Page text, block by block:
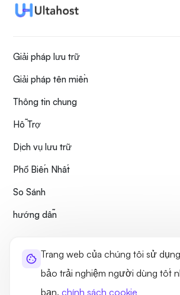
Trang web của chúng tôi sử
bảo trải nghiệm người dùng tốt
bạn. chính sách cookie
Giải pháp lưu trữ
Giải pháp tên miền
Thông tin chung
Hỗ Trợ
Dịch vụ lưu trữ
Phổ Biến Nhất
So Sánh
hướng dẫn
Thông tin về chúng tôiChính sách hủy &
Điều khoản sử dụng
Sơ đồ trang web